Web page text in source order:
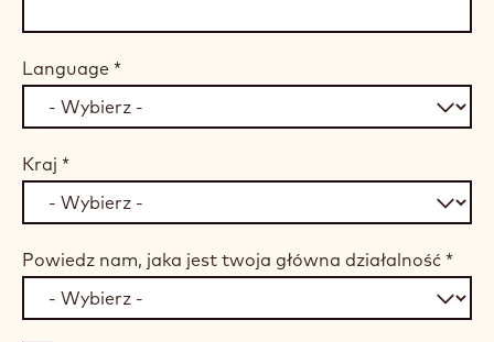
Language *
Kraj *
Powiedz nam, jaka jest twoja główna działalność *